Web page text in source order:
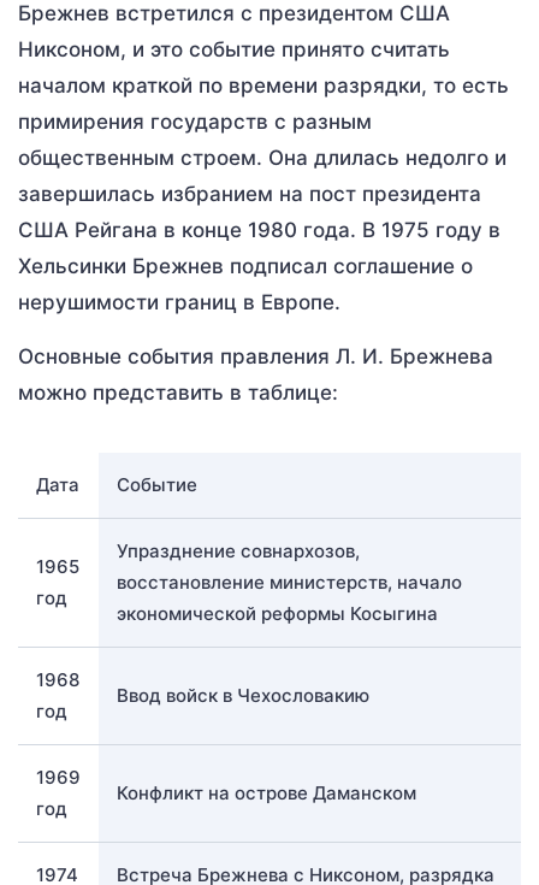
Брежнев встретился с президентом США
Никсоном, и это событие принято считать
началом краткой по времени разрядки, то есть
примирения государств с разным
общественным строем. Она длилась недолго и
завершилась избранием на пост президента
США Рейгана в конце 1980 года. В 1975 году в
Хельсинки Брежнев подписал соглашение о
нерушимости границ в Европе.
Основные события правления Л. И. Брежнева
можно представить в таблице:
Дата Событие
1965
год
Упразднение совнархозов,
восстановление министерств, начало
экономической реформы Косыгина
1968
год
Ввод войск в Чехословакию
1969
год
Конфликт на острове Даманском
1974
Встреча Брежнева с Никсоном, разрядка